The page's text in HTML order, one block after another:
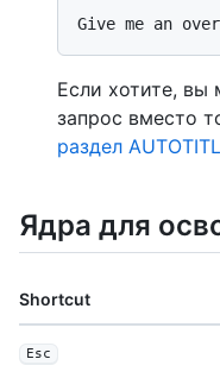
Если хотите, вы
запрос вместо
раздел
Ядра для
Shortcut
Esc